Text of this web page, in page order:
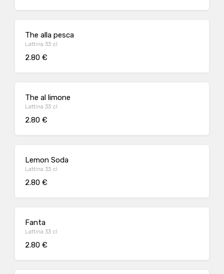
The alla pesca
Lattina 33 cl
2.80 €
The al limone
Lattina 33 cl
2.80 €
Lemon Soda
Lattina 33 cl
2.80 €
Fanta
Lattina 33 cl
2.80 €